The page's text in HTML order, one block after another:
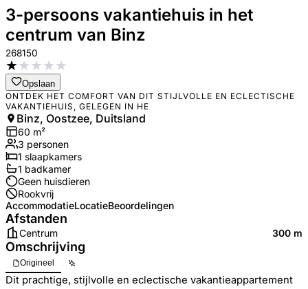
3-persoons vakantiehuis in het
centrum van Binz
268150
★★★★★
Opslaan
ONTDEK HET COMFORT VAN DIT STIJLVOLLE EN ECLECTISCHE
VAKANTIEHUIS, GELEGEN IN HE
Binz, Oostzee, Duitsland
60 m²
3 personen
1 slaapkamers
1 badkamer
Geen huisdieren
Rookvrij
AccommodatieLocatieBeoordelingen
Afstanden
Centrum 300 m
Omschrijving
Origineel
Dit prachtige, stijlvolle en eclectische vakantieappartement